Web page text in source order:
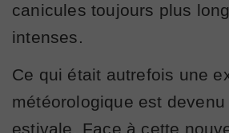
canicules toujours plus
intenses.
Ce qui était autrefois une
météorologique est
estivale. Face à cette